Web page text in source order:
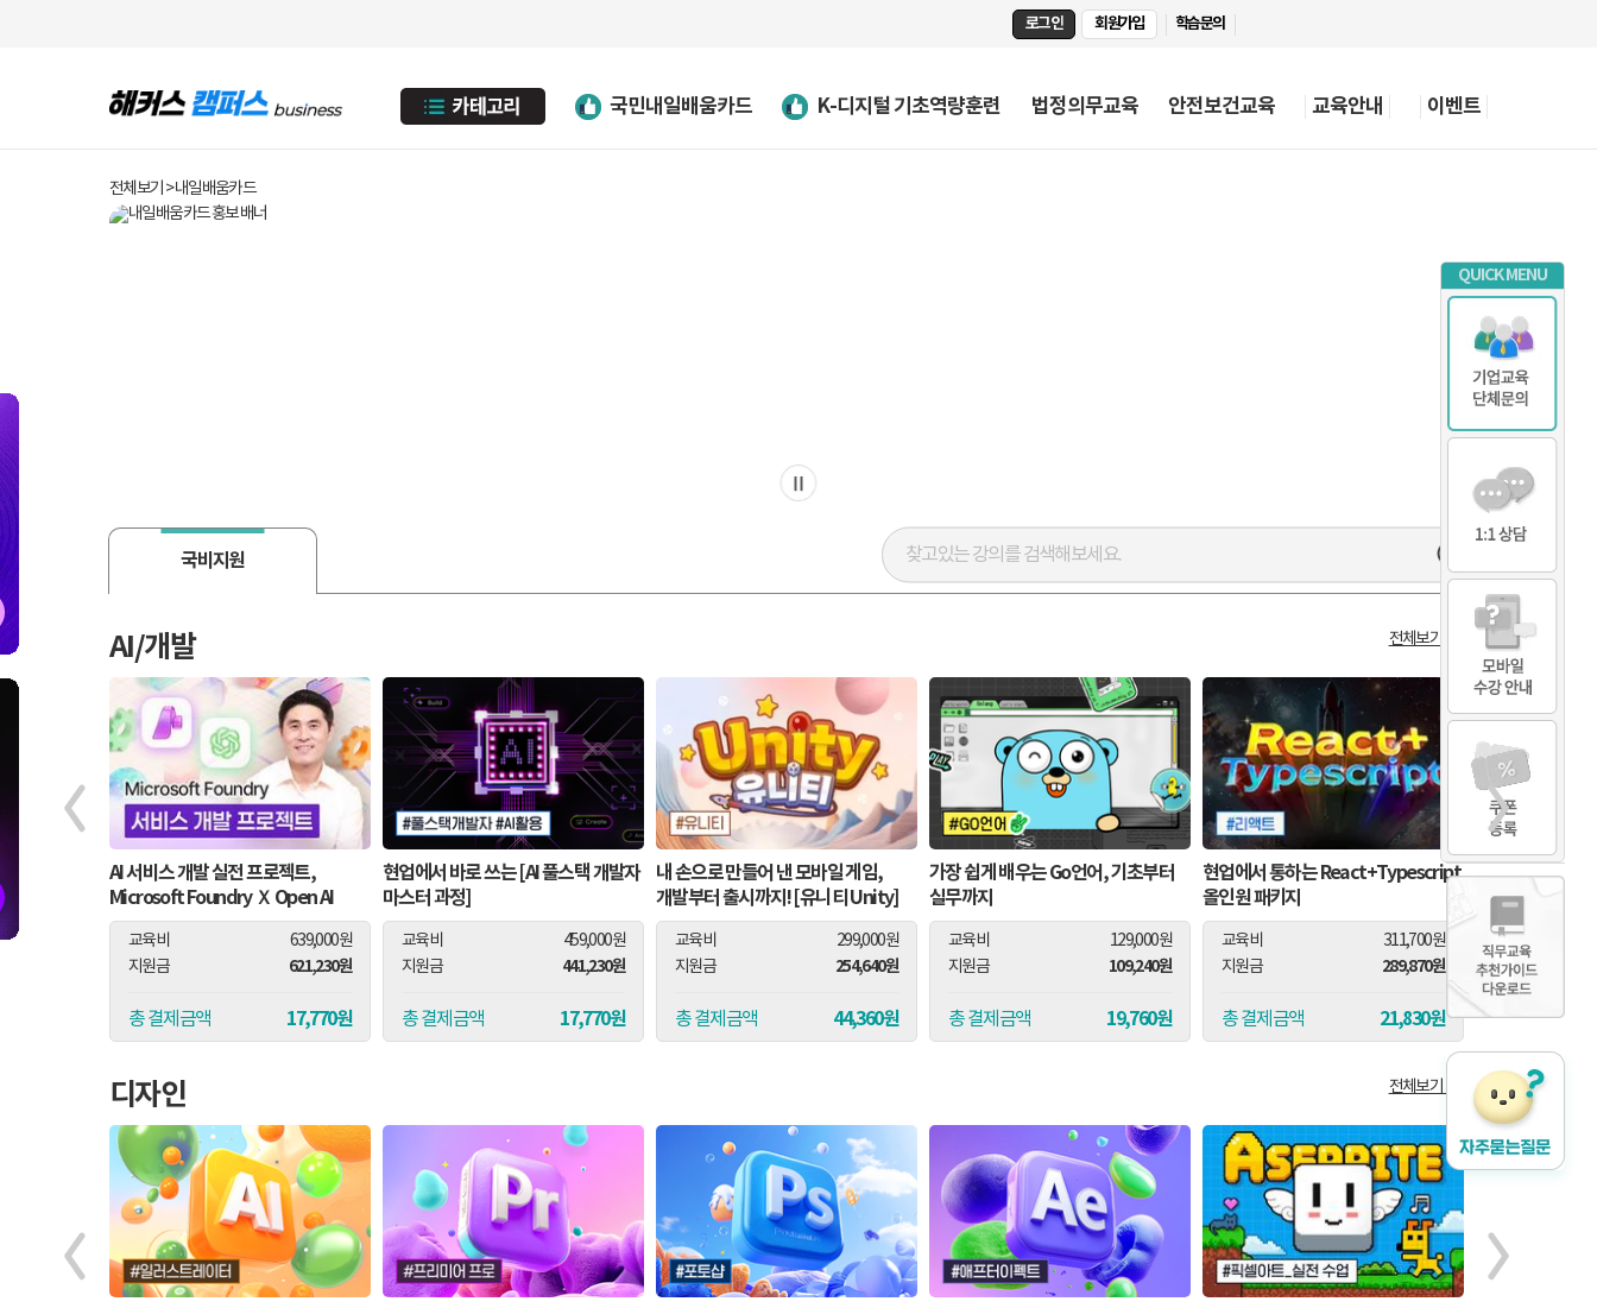
국민내일배움카드 K-디지털 기초역량훈련 법정의무교육 안전보건교육 교육안내 이벤트
로그인 회원가입 학습문의
전체보기 > 내일배움카드
국비지원
AI/개발 전체보기 >
189,000원
AI 서비스 개발 실전 프로젝트,
Microsoft Foundry Ｘ Open AI
교육비
639,000원
지원금
621,230원
총 결제금액 17,770원
현업에서 바로 쓰는 [AI 풀스택 개발자
마스터 과정]
교육비
459,000원
지원금
441,230원
총 결제금액 17,770원
내 손으로 만들어 낸 모바일 게임,
개발부터 출시까지! [유니티 Unity]
교육비
299,000원
지원금
254,640원
총 결제금액 44,360원
가장 쉽게 배우는 Go언어, 기초부터
실무까지
교육비
129,000원
지원금
109,240원
총 결제금액 19,760원
현업에서 통하는 React+Typescript
올인원 패키지
교육비
311,700원
지원금
289,870원
총 결제금액 21,830원
귀가 솔Git! 실무
되기 위한
교육비
지원금
총 결제금액
디자인 전체보기 >
QUICK MENU